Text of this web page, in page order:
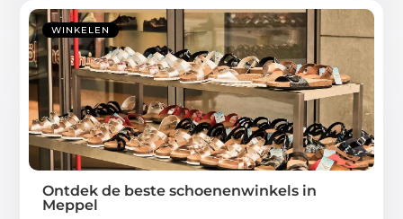
WINKELEN
Ontdek de beste schoenenwinkels in
Meppel